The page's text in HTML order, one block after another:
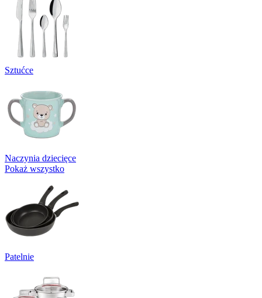
Sztućce
Naczynia dziecięce
Pokaż wszystko
Patelnie